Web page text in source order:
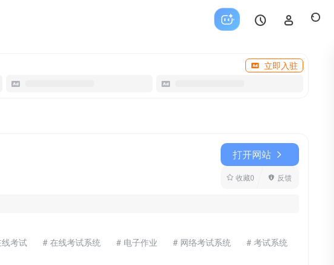
立即入驻
打开网站
收藏0 反馈
考试 # 在线考试系统 # 电子作业 # 网络考试系统
# 考试系统